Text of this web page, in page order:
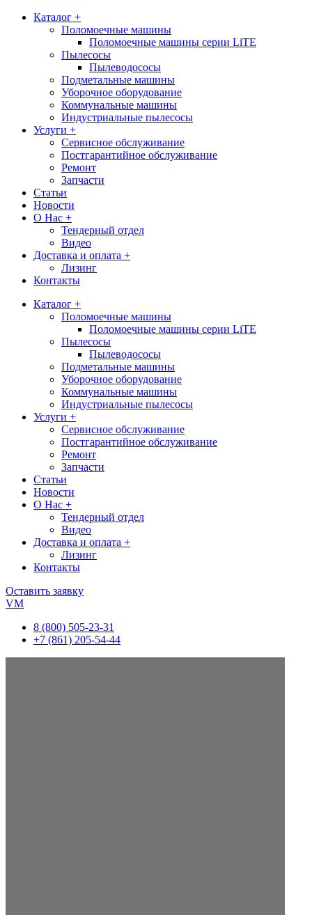
Каталог +
Поломоечные машины
Поломоечные машины серии LiTE
Пылесосы
Пылеводососы
Подметальные машины
Уборочное оборудование
Коммунальные машины
Индустриальные пылесосы
Услуги +
Сервисное обслуживание
Постгарантийное обслуживание
Ремонт
Запчасти
Статьи
Новости
О Нас +
Тендерный отдел
Видео
Доставка и оплата +
Лизинг
Контакты
Каталог +
Поломоечные машины
Поломоечные машины серии LiTE
Пылесосы
Пылеводососы
Подметальные машины
Уборочное оборудование
Коммунальные машины
Индустриальные пылесосы
Услуги +
Сервисное обслуживание
Постгарантийное обслуживание
Ремонт
Запчасти
Статьи
Новости
О Нас +
Тендерный отдел
Видео
Доставка и оплата +
Лизинг
Контакты
Оставить заявку
VM
8 (800) 505-23-31
+7 (861) 205-54-44